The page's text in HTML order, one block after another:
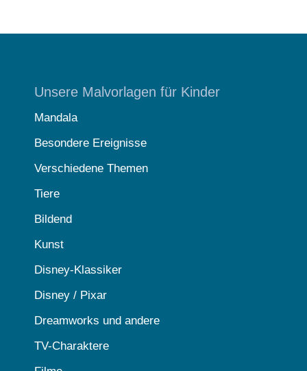
Unsere Malvorlagen für Kinder
Mandala
Besondere Ereignisse
Verschiedene Themen
Tiere
Bildend
Kunst
Disney-Klassiker
Disney / Pixar
Dreamworks und andere
TV-Charaktere